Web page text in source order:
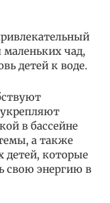
маленьких чад,
детей к воде.
в бассейне
а также
детей, которые
свою энергию в